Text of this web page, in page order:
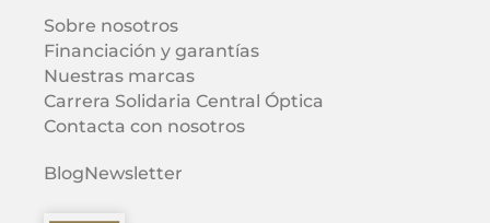
Sobre nosotros
Financiación y garantías
Nuestras marcas
Carrera Solidaria Central Óptica
Contacta con nosotros
BlogNewsletter